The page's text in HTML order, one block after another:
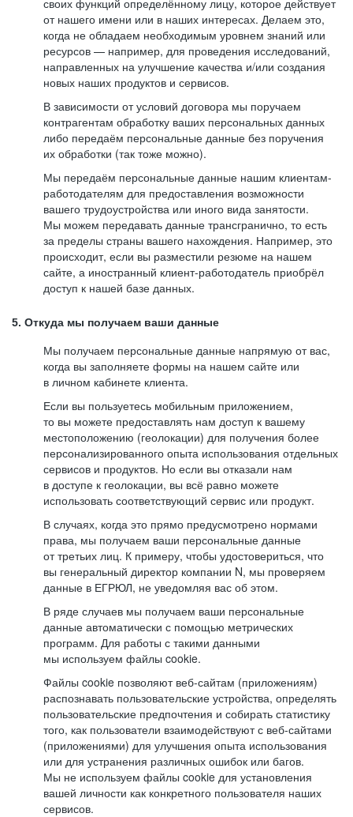
своих функций определённому лицу, которое действует
от нашего имени или в наших интересах. Делаем это,
когда не обладаем необходимым уровнем знаний или
ресурсов — например, для проведения исследований,
направленных на улучшение качества и/или создания
новых наших продуктов и сервисов.
В зависимости от условий договора мы поручаем
контрагентам обработку ваших персональных данных
либо передаём персональные данные без поручения
их обработки (так тоже можно).
Мы передаём персональные данные нашим клиентам-
работодателям для предоставления возможности
вашего трудоустройства или иного вида занятости.
Мы можем передавать данные трансгранично, то есть
за пределы страны вашего нахождения. Например, это
происходит, если вы разместили резюме на нашем
сайте, а иностранный клиент-работодатель приобрёл
доступ к нашей базе данных.
5. Откуда мы получаем ваши данные
Мы получаем персональные данные напрямую от вас,
когда вы заполняете формы на нашем сайте или
в личном кабинете клиента.
Если вы пользуетесь мобильным приложением,
то вы можете предоставлять нам доступ к вашему
местоположению (геолокации) для получения более
персонализированного опыта использования отдельных
сервисов и продуктов. Но если вы отказали нам
в доступе к геолокации, вы всё равно можете
использовать соответствующий сервис или продукт.
В случаях, когда это прямо предусмотрено нормами
права, мы получаем ваши персональные данные
от третьих лиц. К примеру, чтобы удостовериться, что
вы генеральный директор компании N, мы проверяем
данные в ЕГРЮЛ, не уведомляя вас об этом.
В ряде случаев мы получаем ваши персональные
данные автоматически с помощью метрических
программ. Для работы с такими данными
мы используем файлы cookie.
Файлы cookie позволяют веб-сайтам (приложениям)
распознавать пользовательские устройства, определять
пользовательские предпочтения и собирать статистику
того, как пользователи взаимодействуют с веб-сайтами
(приложениями) для улучшения опыта использования
или для устранения различных ошибок или багов.
Мы не используем файлы cookie для установления
вашей личности как конкретного пользователя наших
сервисов.